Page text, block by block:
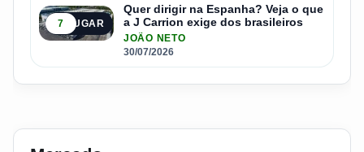
5º LUGAR
7
Quer dirigir na Espanha? Veja o que
a J Carrion exige dos brasileiros
JOÃO NETO
30/07/2026